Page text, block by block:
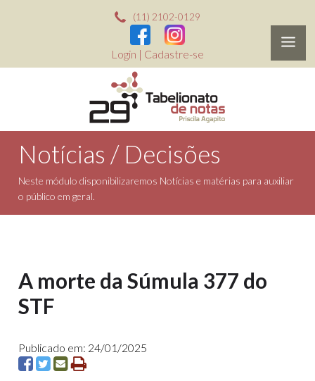
(11) 2102-0129
Login | Cadastre-se
Notícias / Decisões
Neste módulo disponibilizaremos Notícias e matérias para auxiliar
o público em geral.
A morte da Súmula 377 do
STF
Publicado em: 24/01/2025